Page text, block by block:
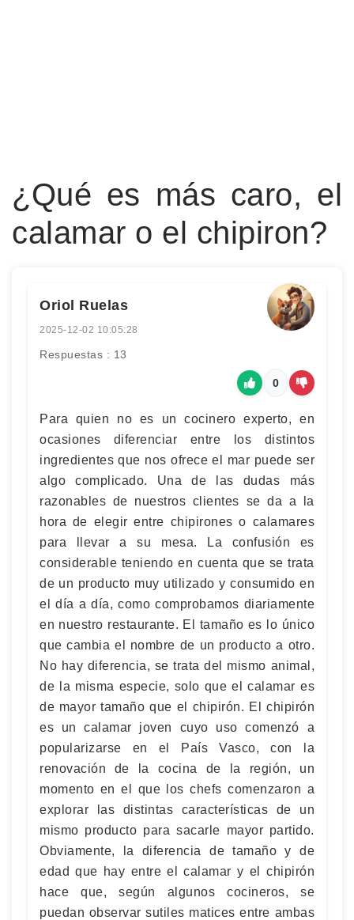
¿Qué es más caro, el
calamar o el chipiron?
Oriol Ruelas
2025-12-02 10:05:28
Respuestas : 13
0
Para quien no es un cocinero experto, en
ocasiones diferenciar entre los distintos
ingredientes que nos ofrece el mar puede ser
algo complicado. Una de las dudas más
razonables de nuestros clientes se da a la
hora de elegir entre chipirones o calamares
para llevar a su mesa. La confusión es
considerable teniendo en cuenta que se trata
de un producto muy utilizado y consumido en
el día a día, como comprobamos diariamente
en nuestro restaurante. El tamaño es lo único
que cambia el nombre de un producto a otro.
No hay diferencia, se trata del mismo animal,
de la misma especie, solo que el calamar es
de mayor tamaño que el chipirón. El chipirón
es un calamar joven cuyo uso comenzó a
popularizarse en el País Vasco, con la
renovación de la cocina de la región, un
momento en el que los chefs comenzaron a
explorar las distintas características de un
mismo producto para sacarle mayor partido.
Obviamente, la diferencia de tamaño y de
edad que hay entre el calamar y el chipirón
hace que, según algunos cocineros, se
puedan observar sutiles matices entre ambas